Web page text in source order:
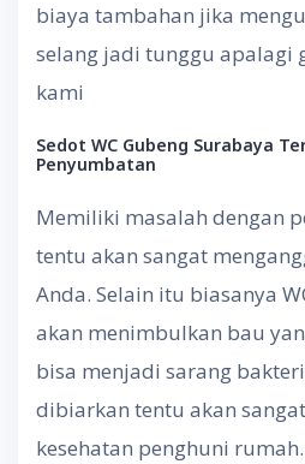
biaya tambahan jika
selang jadi tunggu apalagi
kami
Sedot WC Gubeng Surabaya
Penyumbatan
Memiliki masalah dengan
tentu akan sangat
Anda. Selain itu biasanya
akan menimbulkan bau
bisa menjadi sarang
dibiarkan tentu akan
kesehatan penghuni